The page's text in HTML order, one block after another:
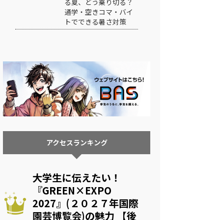
る夏、どう乗り切る？
通学・空きコマ・バイ
トでできる暑さ対策
アクセスランキング
大学生に伝えたい！
『GREEN×EXPO
2027』(２０２７年国際
園芸博覧会)の魅力 【後